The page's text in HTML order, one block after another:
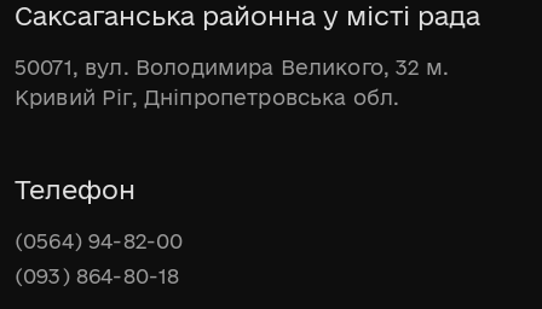
Саксаганська районна у місті рада
50071, вул. Володимира Великого, 32 м.
Кривий Ріг, Дніпропетровська обл.
Телефон
(0564) 94-82-00
(093) 864-80-18